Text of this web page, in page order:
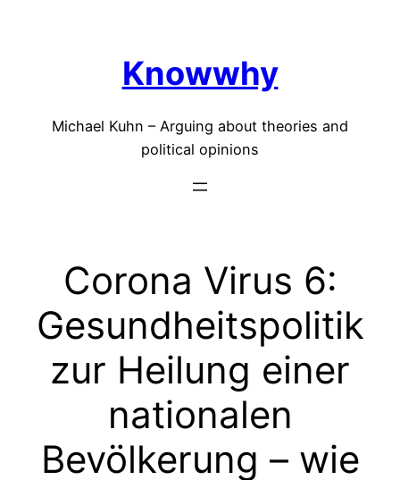
Knowwhy
Michael Kuhn – Arguing about theories and
political opinions
Corona Virus 6:
Gesundheitspolitik
zur Heilung einer
nationalen
Bevölkerung – wie